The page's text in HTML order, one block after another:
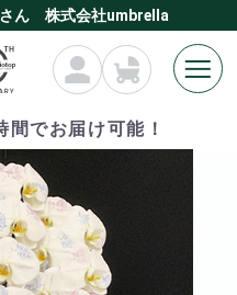
さん 株式会社umbrella
間でお届け可能！